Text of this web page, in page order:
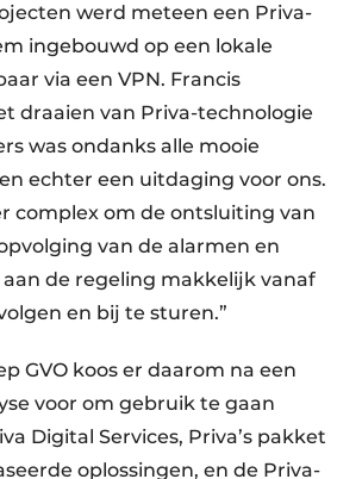
werd meteen een Priva-
ingebouwd op een lokale
via een VPN. Francis
draaien van Priva-technologie
was ondanks alle mooie
echter een uitdaging voor ons.
complex om de ontsluiting van
van de alarmen en
de regeling makkelijk vanaf
en bij te sturen.”
GVO koos er daarom na een
voor om gebruik te gaan
Digital Services, Priva’s pakket
oplossingen, en de Priva-